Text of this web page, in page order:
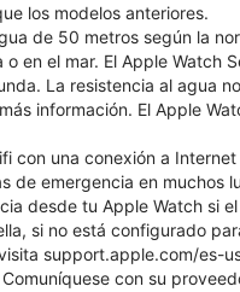
los modelos anteriores.
de 50 metros según la
en el mar. El Apple Watch
La resistencia al agua
información. El Apple
con una conexión a
de emergencia en muchos
desde tu Apple Watch si
si no está configurado
support.apple.com/es-
con su